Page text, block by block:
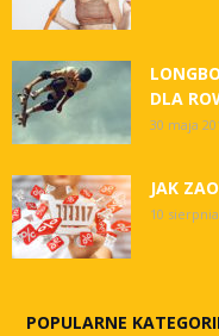
DLA
30 maja
JAK
10
POPULARNE